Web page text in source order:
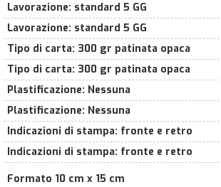
Lavorazione: standard 5 GG
Lavorazione: standard 5 GG
Tipo di carta: 300 gr patinata opaca
Tipo di carta: 300 gr patinata opaca
Plastificazione: Nessuna
Plastificazione: Nessuna
Indicazioni di stampa: fronte e retro
Indicazioni di stampa: fronte e retro
Formato 10 cm x 15 cm